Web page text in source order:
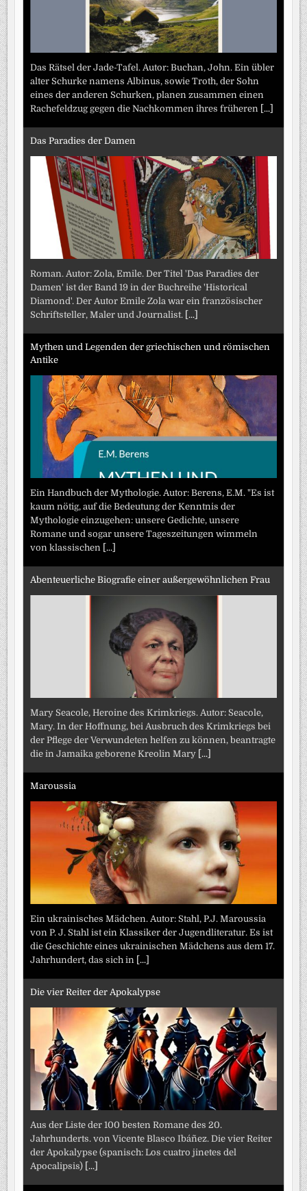
Das Rätsel der Jade-Tafel. Autor: Buchan, John. Ein übler
alter Schurke namens Albinus, sowie Troth, der Sohn
eines der anderen Schurken, planen zusammen einen
Rachefeldzug gegen die Nachkommen ihres früheren [...]
Das Paradies der Damen
Roman. Autor: Zola, Emile. Der Titel 'Das Paradies der
Damen' ist der Band 19 in der Buchreihe 'Historical
Diamond'. Der Autor Emile Zola war ein französischer
Schriftsteller, Maler und Journalist. [...]
Mythen und Legenden der griechischen und römischen
Antike
Ein Handbuch der Mythologie. Autor: Berens, E.M. "Es ist
kaum nötig, auf die Bedeutung der Kenntnis der
Mythologie einzugehen: unsere Gedichte, unsere
Romane und sogar unsere Tageszeitungen wimmeln
von klassischen [...]
Abenteuerliche Biografie einer außergewöhnlichen Frau
Mary Seacole, Heroine des Krimkriegs. Autor: Seacole,
Mary. In der Hoffnung, bei Ausbruch des Krimkriegs bei
der Pflege der Verwundeten helfen zu können, beantragte
die in Jamaika geborene Kreolin Mary [...]
Maroussia
Ein ukrainisches Mädchen. Autor: Stahl, P.J. Maroussia
von P. J. Stahl ist ein Klassiker der Jugendliteratur. Es ist
die Geschichte eines ukrainischen Mädchens aus dem 17.
Jahrhundert, das sich in [...]
Die vier Reiter der Apokalypse
Aus der Liste der 100 besten Romane des 20.
Jahrhunderts. von Vicente Blasco Ibáñez. Die vier Reiter
der Apokalypse (spanisch: Los cuatro jinetes del
Apocalipsis) [...]